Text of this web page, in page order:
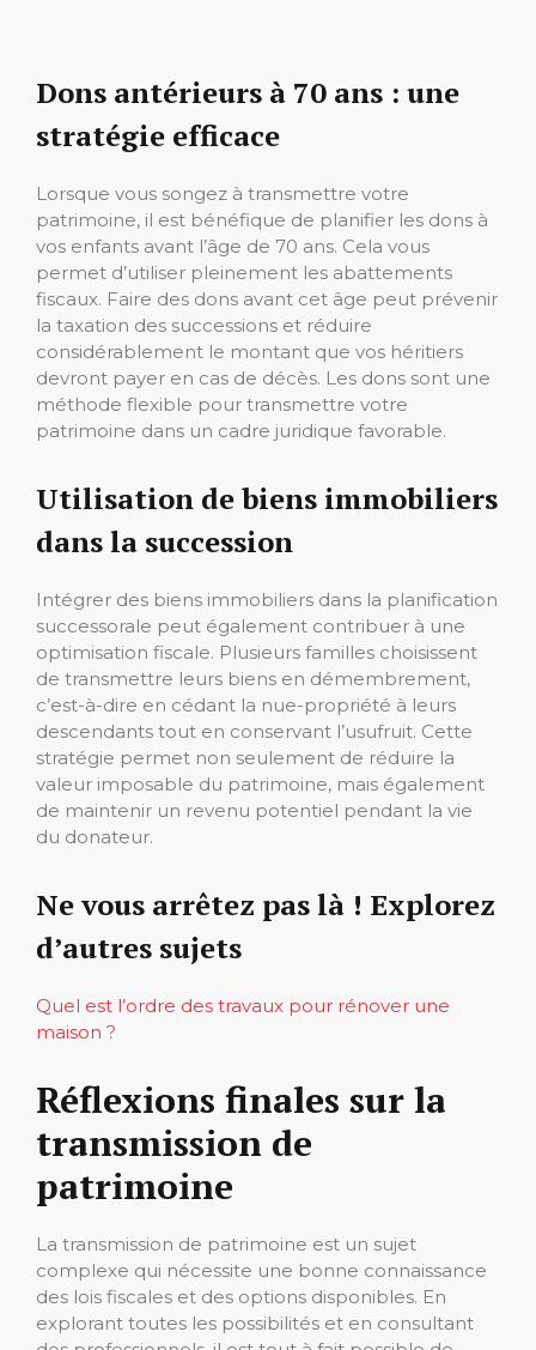
Dons antérieurs à 70 ans : une
stratégie efficace
Lorsque vous songez à transmettre votre
patrimoine, il est bénéfique de planifier les dons à
vos enfants avant l’âge de 70 ans. Cela vous
permet d’utiliser pleinement les abattements
fiscaux. Faire des dons avant cet âge peut prévenir
la taxation des successions et réduire
considérablement le montant que vos héritiers
devront payer en cas de décès. Les dons sont une
méthode flexible pour transmettre votre
patrimoine dans un cadre juridique favorable.
Utilisation de biens immobiliers
dans la succession
Intégrer des biens immobiliers dans la planification
successorale peut également contribuer à une
optimisation fiscale. Plusieurs familles choisissent
de transmettre leurs biens en démembrement,
c’est-à-dire en cédant la nue-propriété à leurs
descendants tout en conservant l’usufruit. Cette
stratégie permet non seulement de réduire la
valeur imposable du patrimoine, mais également
de maintenir un revenu potentiel pendant la vie
du donateur.
Ne vous arrêtez pas là ! Explorez
d’autres sujets
Quel est l’ordre des travaux pour rénover une
maison ?
Réflexions finales sur la
transmission de
patrimoine
La transmission de patrimoine est un sujet
complexe qui nécessite une bonne connaissance
des lois fiscales et des options disponibles. En
explorant toutes les possibilités et en consultant